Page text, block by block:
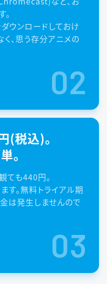
ウンロードしておけ
、思う存分アニメの
02
(税込)。
。
ても440円。
す。無料トライアル期
は発生しませんので
03